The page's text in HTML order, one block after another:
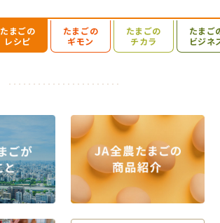
たまごの
レシピ
たまごの
ギモン
たまごの
チカラ
たまご
ビジネ